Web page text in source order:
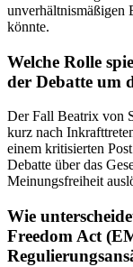
unverhältnismäßigen
könnte.
Welche Rolle
der Debatte um
Der Fall Beatrix von
kurz nach
einem kritisierten
Debatte über das
Meinungsfreiheit
Wie
Freedom Act